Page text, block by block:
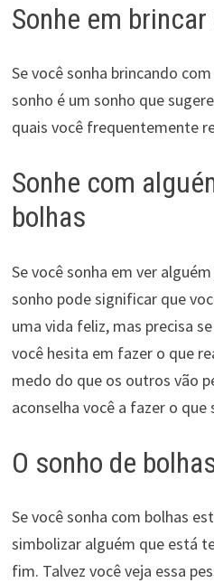
Sonhe em
Se você sonha brincando
sonho é um sonho que
quais você frequentemente
Sonhe com
bolhas
Se você sonha em ver
sonho pode significar que
uma vida feliz, mas precisa
você hesita em fazer o que
medo do que os outros vão
aconselha você a fazer o que
O sonho de
Se você sonha com bolhas
simbolizar alguém que está
fim. Talvez você veja essa